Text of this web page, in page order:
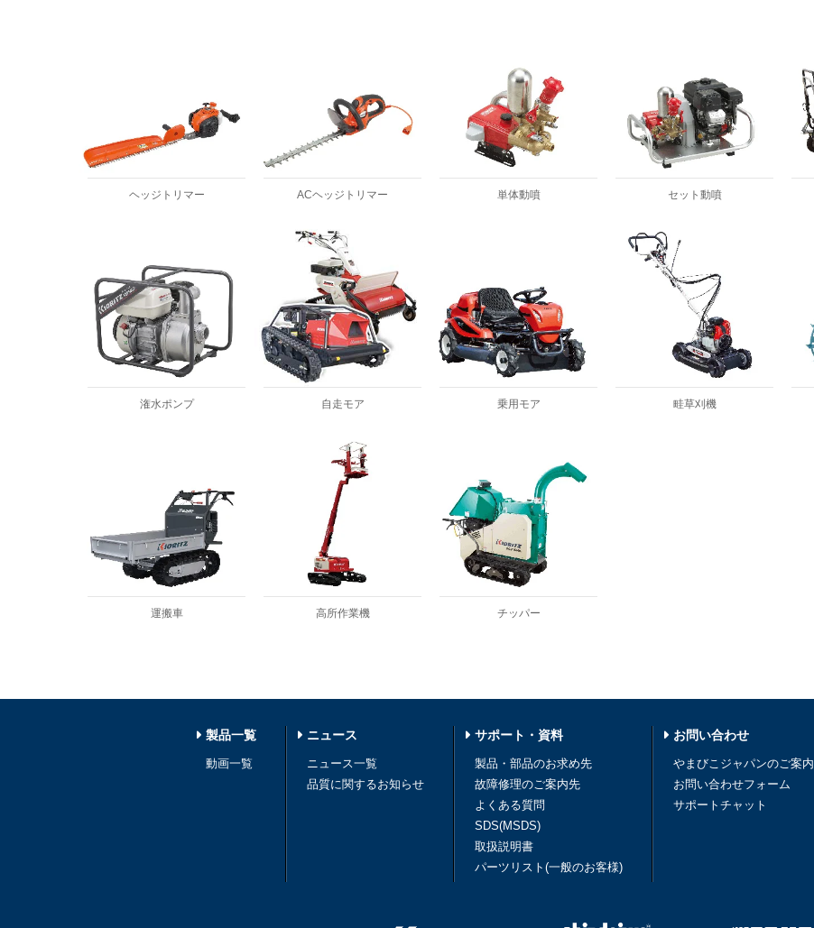
ヘッジトリマー ACヘッジトリマー 単体動噴 セット動噴
潅水ポンプ 自走モア 乗用モア 畦草刈機
運搬車 高所作業機 チッパー
製品一覧
動画一覧
ニュース
ニュース一覧
品質に関するお知らせ
サポート・資料
製品・部品のお求め先
故障修理のご案内先
よくある質問
SDS(MSDS)
取扱説明書
パーツリスト(一般のお客様)
お問い合わせ
やまびこジャパンのご案内
お問い合わせフォーム
サポートチャット